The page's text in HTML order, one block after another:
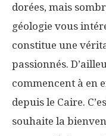
dorées, mais
géologie vous
constitue une
passionnés.
commencent à en
depuis le Caire.
souhaite la